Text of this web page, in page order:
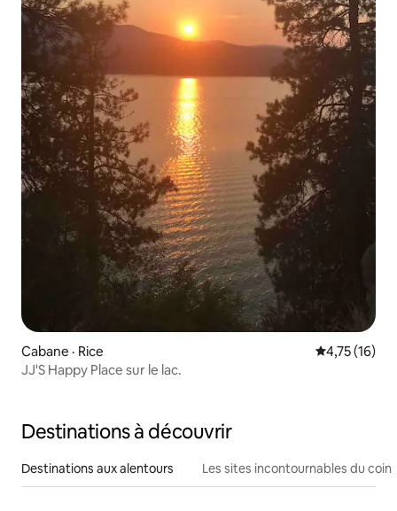
Cabane · Rice Note
4,75 (16)
JJ'S Happy Place sur le lac.
Destinations à découvrir
Destinations aux alentours Les sites incontournables du coin